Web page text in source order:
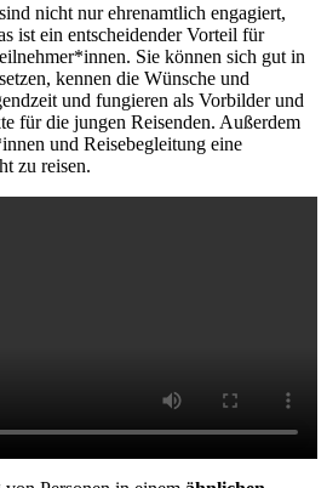
sind nicht nur ehrenamtlich engagiert,
ist ein entscheidender Vorteil für
Sie können sich gut in
kennen die Wünsche und
und fungieren als Vorbilder und
für die jungen Reisenden. Außerdem
und Reisebegleitung eine
zu reisen.